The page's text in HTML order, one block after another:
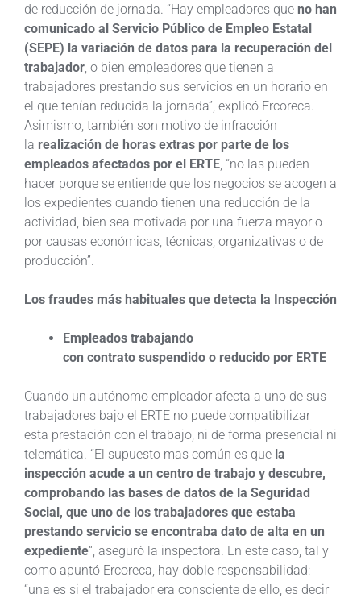
de reducción de jornada. “Hay empleadores que no han
comunicado al Servicio Público de Empleo Estatal
(SEPE) la variación de datos para la recuperación del
trabajador , o bien empleadores que tienen a
trabajadores prestando sus servicios en un horario en
el que tenían reducida la jornada”, explicó Ercoreca.
Asimismo, también son motivo de infracción
la realización de horas extras por parte de los
empleados afectados por el ERTE , “no las pueden
hacer porque se entiende que los negocios se acogen a
los expedientes cuando tienen una reducción de la
actividad, bien sea motivada por una fuerza mayor o
por causas económicas, técnicas, organizativas o de
producción”.
Los fraudes más habituales que detecta la Inspección
Empleados trabajando
con contrato suspendido o reducido por ERTE
Cuando un autónomo empleador afecta a uno de sus
trabajadores bajo el ERTE no puede compatibilizar
esta prestación con el trabajo, ni de forma presencial ni
telemática. “El supuesto mas común es que la
inspección acude a un centro de trabajo y descubre,
comprobando las bases de datos de la Seguridad
Social, que uno de los trabajadores que estaba
prestando servicio se encontraba dato de alta en un
expediente“, aseguró la inspectora. En este caso, tal y
como apuntó Ercoreca, hay doble responsabilidad:
“una es si el trabajador era consciente de ello, es decir